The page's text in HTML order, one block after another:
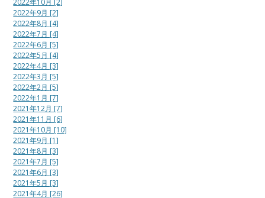
2022年9月 [2]
2022年8月 [4]
2022年7月 [4]
2022年6月 [5]
2022年5月 [4]
2022年4月 [3]
2022年3月 [5]
2022年2月 [5]
2022年1月 [7]
2021年12月 [7]
2021年11月 [6]
2021年10月 [10]
2021年9月 [1]
2021年8月 [3]
2021年7月 [5]
2021年6月 [3]
2021年5月 [3]
2021年4月 [26]